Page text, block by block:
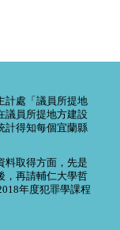
計處「議員所提地
議員所提地方建設
計得知每個宜蘭縣
料取得方面，先是
，再請輔仁大學哲
年度犯罪學課程